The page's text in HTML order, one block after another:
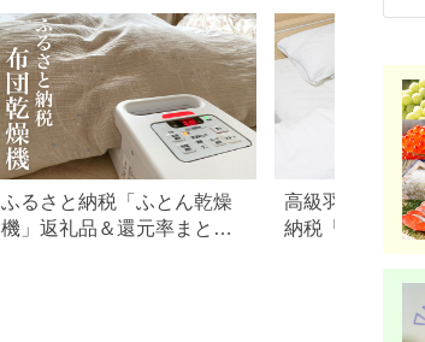
ふるさと納税「ふとん乾燥
機」返礼品＆還元率まと
高級羽毛布団も
納税「布団」返
めランキング